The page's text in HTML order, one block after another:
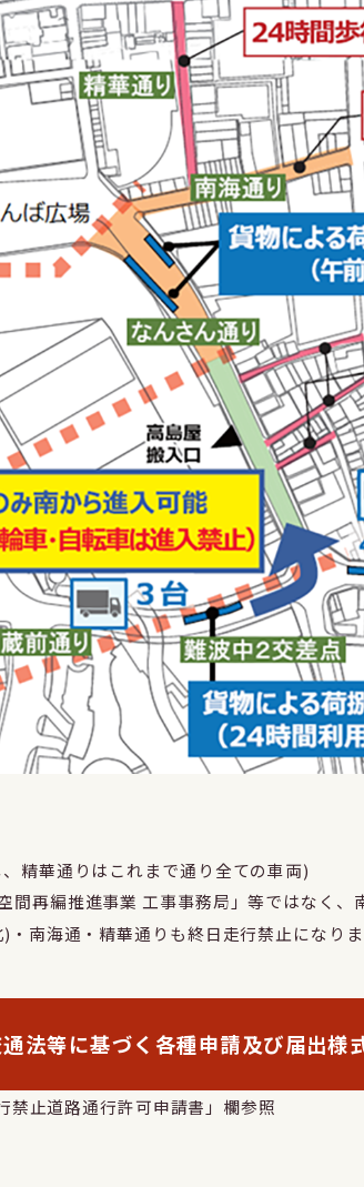
精華通りはこれまで通り全ての車両)
再編推進事業 工事事務局」等ではなく、
南海通・精華通りも終日走行禁止になり
法等に基づく各種申請及び届出様
禁止道路通行許可申請書」欄参照